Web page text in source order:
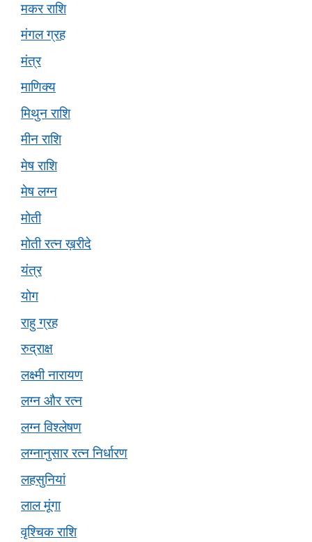
मकर राशि
मंगल ग्रह
मंत्र
माणिक्य
मिथुन राशि
मीन राशि
मेष राशि
मेष लग्न
मोती
मोती रत्न ख़रीदे
यंत्र
योग
राहु ग्रह
रुद्राक्ष
लक्ष्मी नारायण
लग्न और रत्न
लग्न विश्लेषण
लग्नानुसार रत्न निर्धारण
लहसुनियां
लाल मूंगा
वृश्चिक राशि